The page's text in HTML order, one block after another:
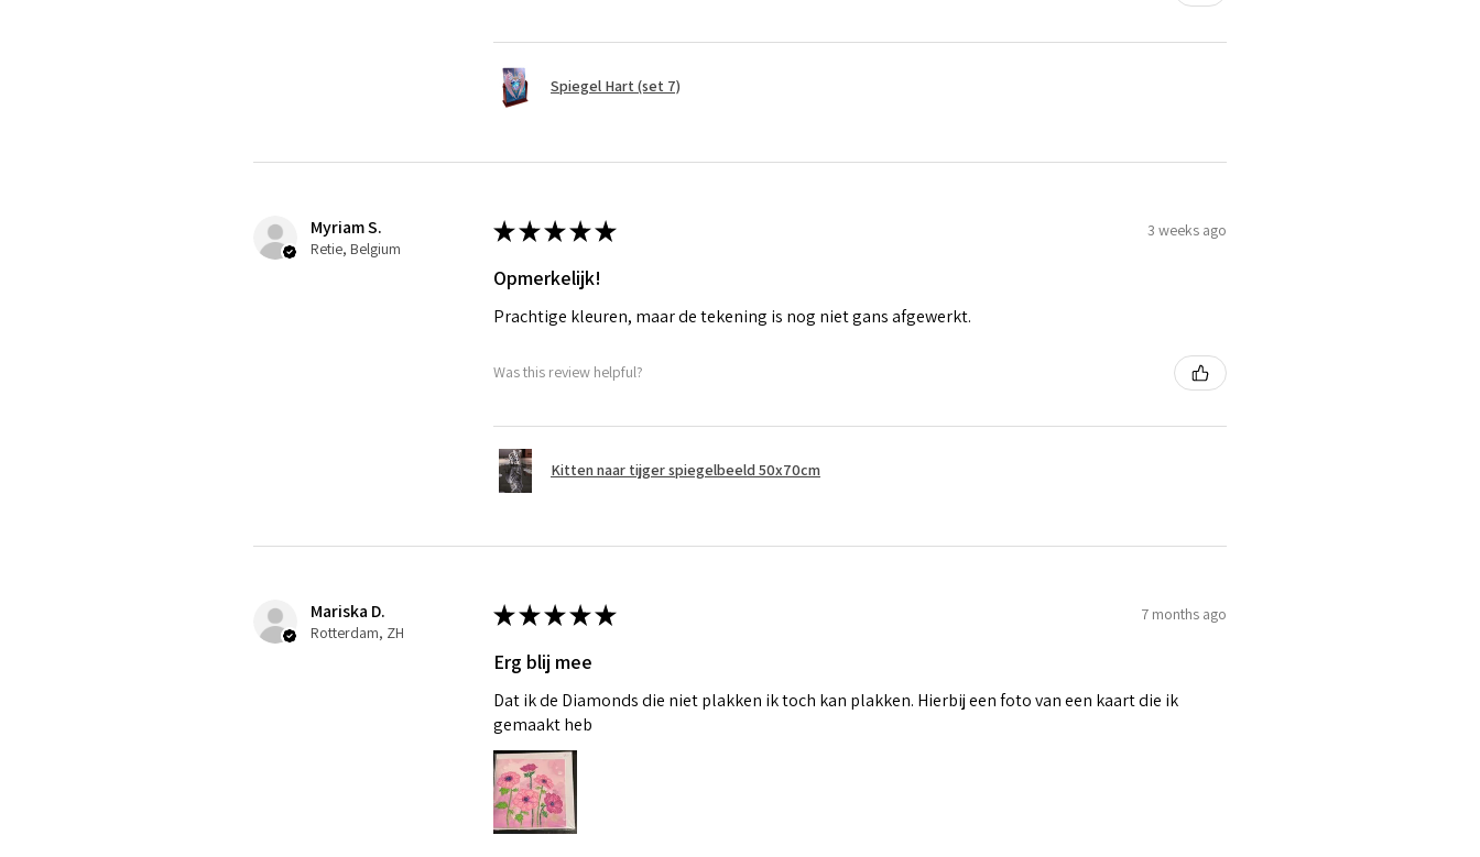
Spiegel Hart (set 7)
Myriam S.
Retie, Belgium
★★★★★ 3 weeks ago
Opmerkelijk!
Prachtige kleuren, maar de tekening is nog niet gans afgewerkt.
Was this review helpful?
Kitten naar tijger spiegelbeeld 50x70cm
Mariska D.
Rotterdam, ZH
★★★★★ 7 months ago
Erg blij mee
Dat ik de Diamonds die niet plakken ik toch kan plakken. Hierbij een foto van een kaart die ik
gemaakt heb